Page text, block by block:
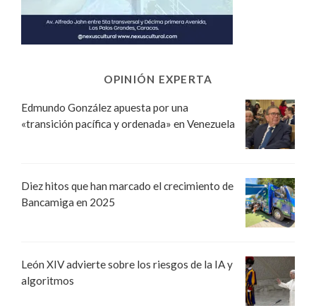
OPINIÓN EXPERTA
Edmundo González apuesta por una
«transición pacífica y ordenada» en Venezuela
Diez hitos que han marcado el crecimiento de
Bancamiga en 2025
León XIV advierte sobre los riesgos de la IA y
algoritmos